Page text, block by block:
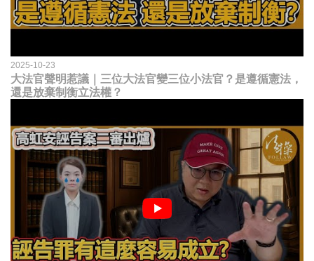
2025-10-23
大法官聲明惹議｜三位大法官變三位小法官？是遵循憲法，
還是放棄制衡立法權？